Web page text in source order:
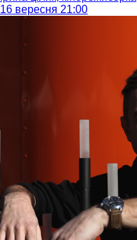
16 вересня 21:00